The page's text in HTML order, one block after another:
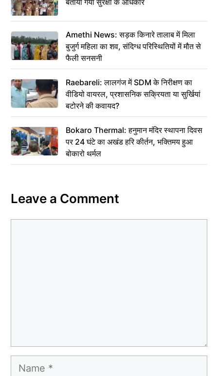
बताया गया सुरक्षा के अधिकार
Amethi News: सड़क किनारे तालाब में मिला
बुजुर्ग महिला का शव, संदिग्ध परिस्थितियों में मौत से
फैली सनसनी
Raebareli: लालगंज में SDM के निरीक्षण का
वीडियो वायरल, प्रशासनिक सक्रियता या सुर्खियां
बटोरने की कवायद?
Bokaro Thermal: हनुमान मंदिर स्थापना दिवस
पर 24 घंटे का अखंड हरि कीर्तन, भक्तिमय हुआ
बोकारो थर्मल
Leave a Comment
Name